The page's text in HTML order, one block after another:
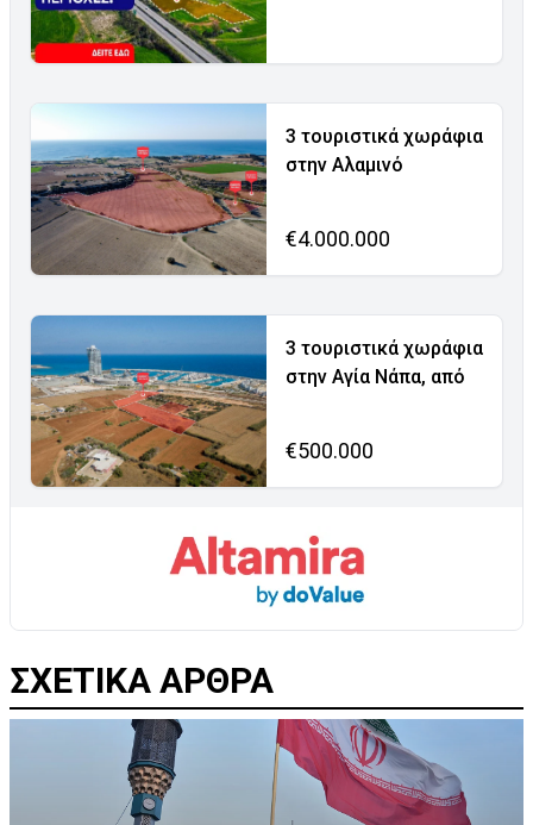
3 τουριστικά χωράφια
στην Αλαμινό
€4.000.000
3 τουριστικά χωράφια
στην Αγία Νάπα, από
€500.000
ΣΧΕΤΙΚΑ ΑΡΘΡΑ